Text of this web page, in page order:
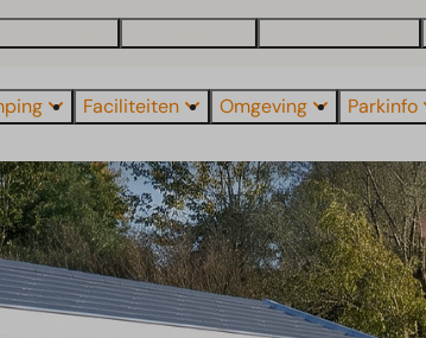
Faciliteiten Omgeving Parkinfo